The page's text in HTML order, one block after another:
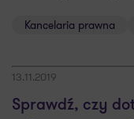
Kancelaria prawna
13.11.2019
Sprawdź, czy